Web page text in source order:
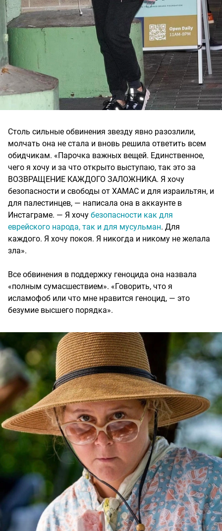
Столь сильные обвинения звезду явно разозлили,
молчать она не стала и вновь решила ответить всем
обидчикам. «Парочка важных вещей. Единственное,
чего я хочу и за что открыто выступаю, так это за
ВОЗВРАЩЕНИЕ КАЖДОГО ЗАЛОЖНИКА. Я хочу
безопасности и свободы от ХАМАС и для израильтян, и
для палестинцев, — написала она в аккаунте в
Инстаграме. — Я хочу безопасности как для
еврейского народа, так и для мусульман. Для
каждого. Я хочу покоя. Я никогда и никому не желала
зла».
Все обвинения в поддержку геноцида она назвала
«полным сумасшествием». «Говорить, что я
исламофоб или что мне нравится геноцид, — это
безумие высшего порядка».